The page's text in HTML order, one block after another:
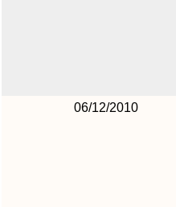
06/12/2010